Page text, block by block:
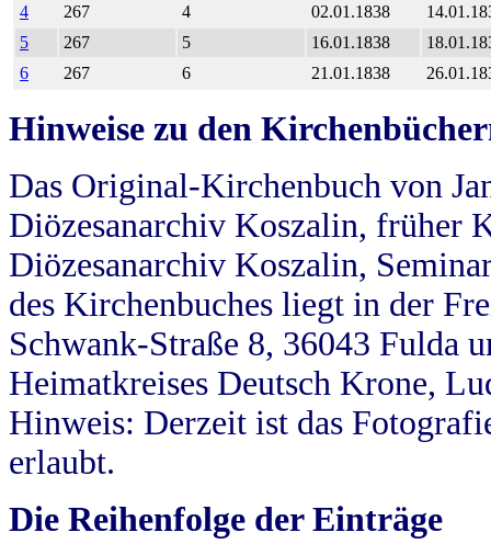
4
267 4 02.01.1838
5
267 5 16.01.1838
6
267 6 21.01.1838
Hinweise zu den
Das Original-Kirchenbuch von
Diözesanarchiv Koszalin, früher
Diözesanarchiv Koszalin,
des Kirchenbuches liegt in der
Schwank-Straße 8, 36043 Fulda
Heimatkreises Deutsch Krone,
Hinweis: Derzeit ist das
erlaubt.
Die Reihenfolge der Einträge